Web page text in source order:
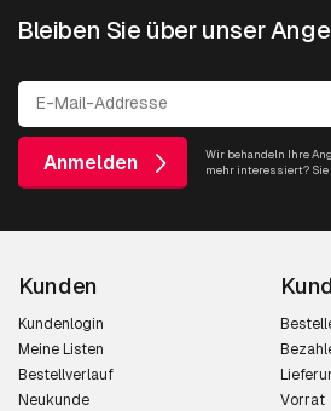
Bleiben Sie über unser
Anmelden
Wir behandeln Ihre
mehr interessiert?
Kunden
Kundenlogin
Meine Listen
Bestellverlauf
Neukunde
Vorrat